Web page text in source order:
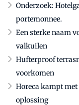
Onderzoek:
portemonnee.
Een sterke naam
valkuilen
Hufterproof
voorkomen
Horeca kampt
oplossing